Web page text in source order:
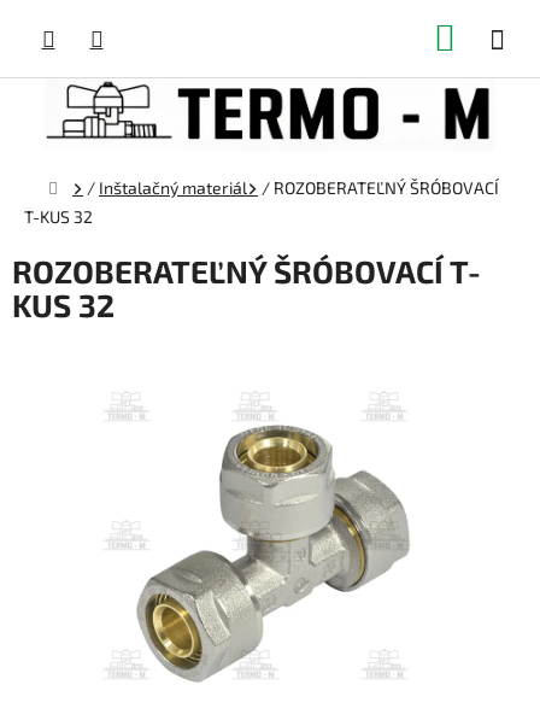
obsah
Domov
/ Inštalačný materiál / ROZOBERATEĽNÝ ŠRÓBOVACÍ
T-KUS 32
ROZOBERATEĽNÝ ŠRÓBOVACÍ T-
KUS 32